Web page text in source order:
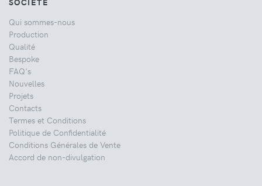
Qui sommes-nous
Production
Qualité
Bespoke
FAQ's
Nouvelles
Projets
Contacts
Termes et Conditions
Politique de Confidentialité
Conditions Générales de Vente
Accord de non-divulgation